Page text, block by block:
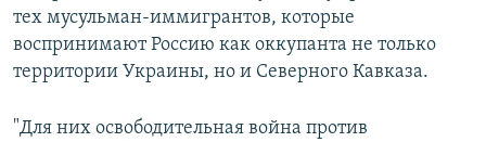
тех мусульман-иммигрантов, которые
воспринимают Россию как оккупанта не только
территории Украины, но и Северного Кавказа.
"Для них освободительная война против